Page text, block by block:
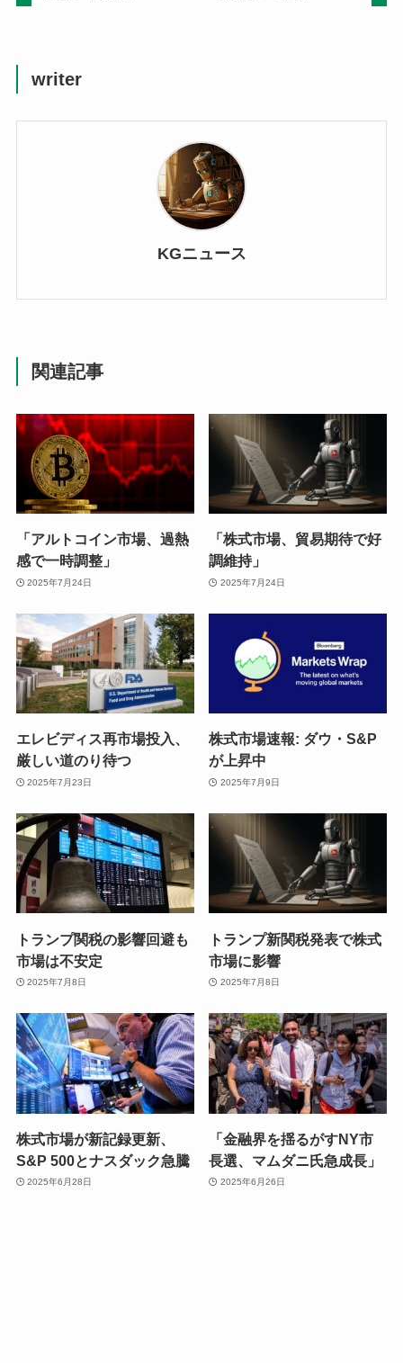
writer
KGニュース
関連記事
「アルトコイン市場、過熱
感で一時調整」
2025年7月24日
「株式市場、貿易期待で好
調維持」
2025年7月24日
エレビディス再市場投入、
厳しい道のり待つ
2025年7月23日
株式市場速報: ダウ・S&P
が上昇中
2025年7月9日
トランプ関税の影響回避も
市場は不安定
2025年7月8日
トランプ新関税発表で株式
市場に影響
2025年7月8日
株式市場が新記録更新、
S&P 500とナスダック急騰
2025年6月28日
「金融界を揺るがすNY市
長選、マムダニ氏急成長」
2025年6月26日